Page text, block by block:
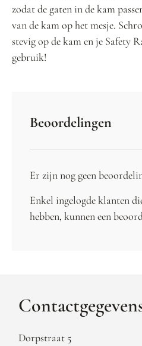
zodat de gaten in de kam
van de kam op het mesje.
stevig op de kam en je Safety
gebruik!
Beoordelingen
Er zijn nog geen
Enkel ingelogde klanten
hebben, kunnen een
Dorpstraat 5